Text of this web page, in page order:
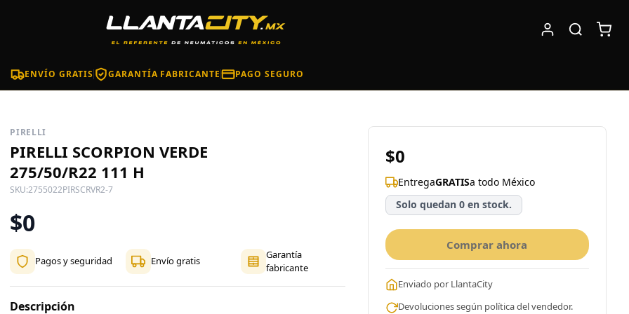
ENVÍO GRATIS GARANTÍA FABRICANTE PAGO SEGURO
PIRELLI
PIRELLI SCORPION VERDE
275/50/R22 111 H
SKU:2755022PIRSCRVR2-7
$0
Pagos y seguridad Envío gratis
Garantía
fabricante
Descripción
$0
EntregaGRATISa todo México
Solo quedan 0 en stock.
Comprar ahora
Enviado por LlantaCity
Devoluciones según política del vendedor.